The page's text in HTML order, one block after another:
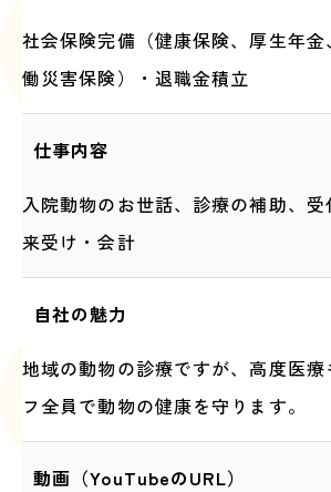
社会保険完備（健康保険、厚生年
働災害保険）・退職金積立
仕事内容
入院動物のお世話、診療の補助、
来受け・会計
自社の魅力
地域の動物の診療ですが、高度医療
フ全員で動物の健康を守ります。
動画（YouTubeのURL）